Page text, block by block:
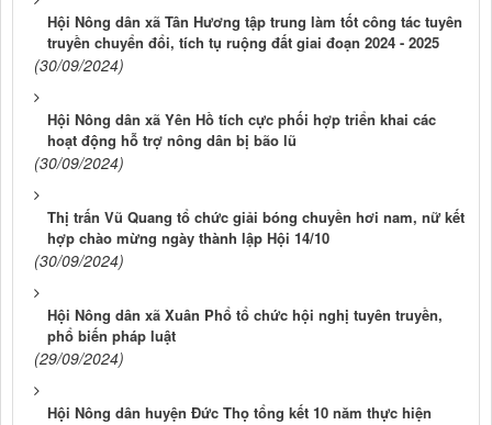
Hội Nông dân xã Tân Hương tập trung làm tốt công tác tuyên
truyền chuyển đổi, tích tụ ruộng đất giai đoạn 2024 - 2025
(30/09/2024)
Hội Nông dân xã Yên Hồ tích cực phối hợp triển khai các
hoạt động hỗ trợ nông dân bị bão lũ
(30/09/2024)
Thị trấn Vũ Quang tổ chức giải bóng chuyền hơi nam, nữ kết
hợp chào mừng ngày thành lập Hội 14/10
(30/09/2024)
Hội Nông dân xã Xuân Phổ tổ chức hội nghị tuyên truyền,
phổ biến pháp luật
(29/09/2024)
Hội Nông dân huyện Đức Thọ tổng kết 10 năm thực hiện